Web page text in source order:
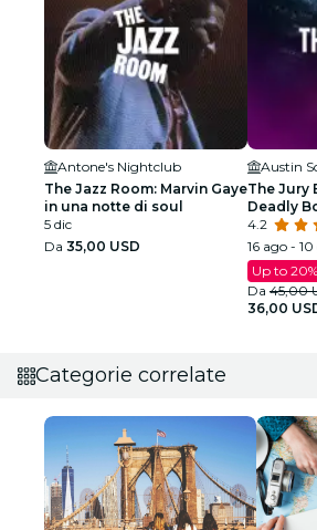
Antone's Nightclub
The Jazz Room: Marvin Gaye
in una notte di soul
5 dic
Da 35,00 USD
Austin
The Jury
Deadly
Austin
4.2
16 ago -
Up to
Da 45,00
36,00
Categorie correlate